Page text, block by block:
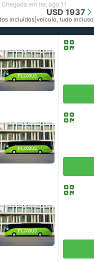
Chegada em ter, ago 11
USD 1937
incluídos veículo, tudo incluso